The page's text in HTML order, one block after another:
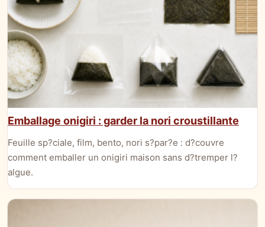
Emballage onigiri : garder la nori croustillante
Feuille sp?ciale, film, bento, nori s?par?e : d?couvre
comment emballer un onigiri maison sans d?tremper l?
algue.